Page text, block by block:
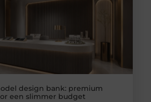
design bank: premium
een slimmer budget